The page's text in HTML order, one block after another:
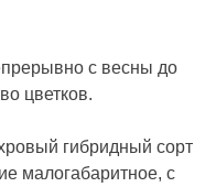
с весны до
цветков.
гибридный сорт
малогабаритное, с